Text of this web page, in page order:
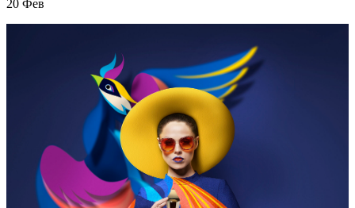
20 Фев